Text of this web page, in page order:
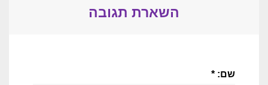
השארת תגובה
שם: *